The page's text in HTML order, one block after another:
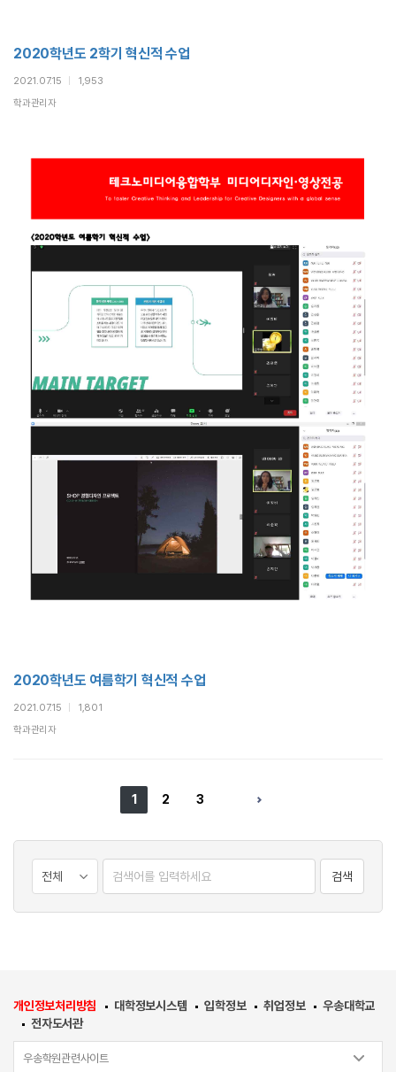
2020학년도 2학기 혁신적 수업
2021.07.15
1,953
학과관리자
2020학년도 여름학기 혁신적 수업
2021.07.15
1,801
학과관리자
1 2 3
검색
개인정보처리방침 대학정보시스템 입학정보 취업정보
우송대학교
전자도서관
우송학원관련사이트